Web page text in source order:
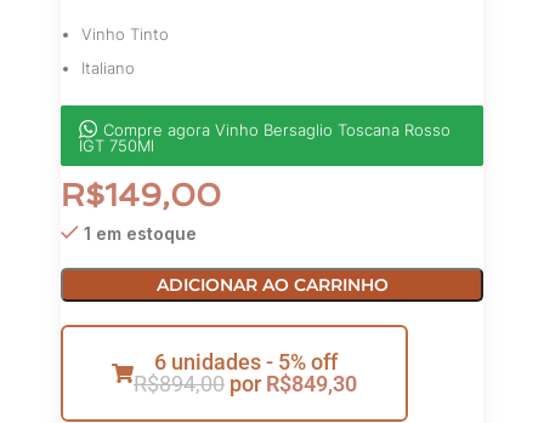
Vinho Tinto
Italiano
Compre agora Vinho Bersaglio Toscana Rosso
IGT 750Ml
R$149,00
1 em estoque
ADICIONAR AO CARRINHO
6 unidades - 5% off
R$894,00 por R$849,30